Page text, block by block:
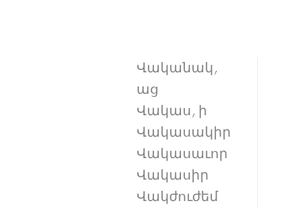
Վականակ,
աց
Վակաս, ի
Վակասակիր
Վակասաւոր
Վակասիր
Վակժուժեմ